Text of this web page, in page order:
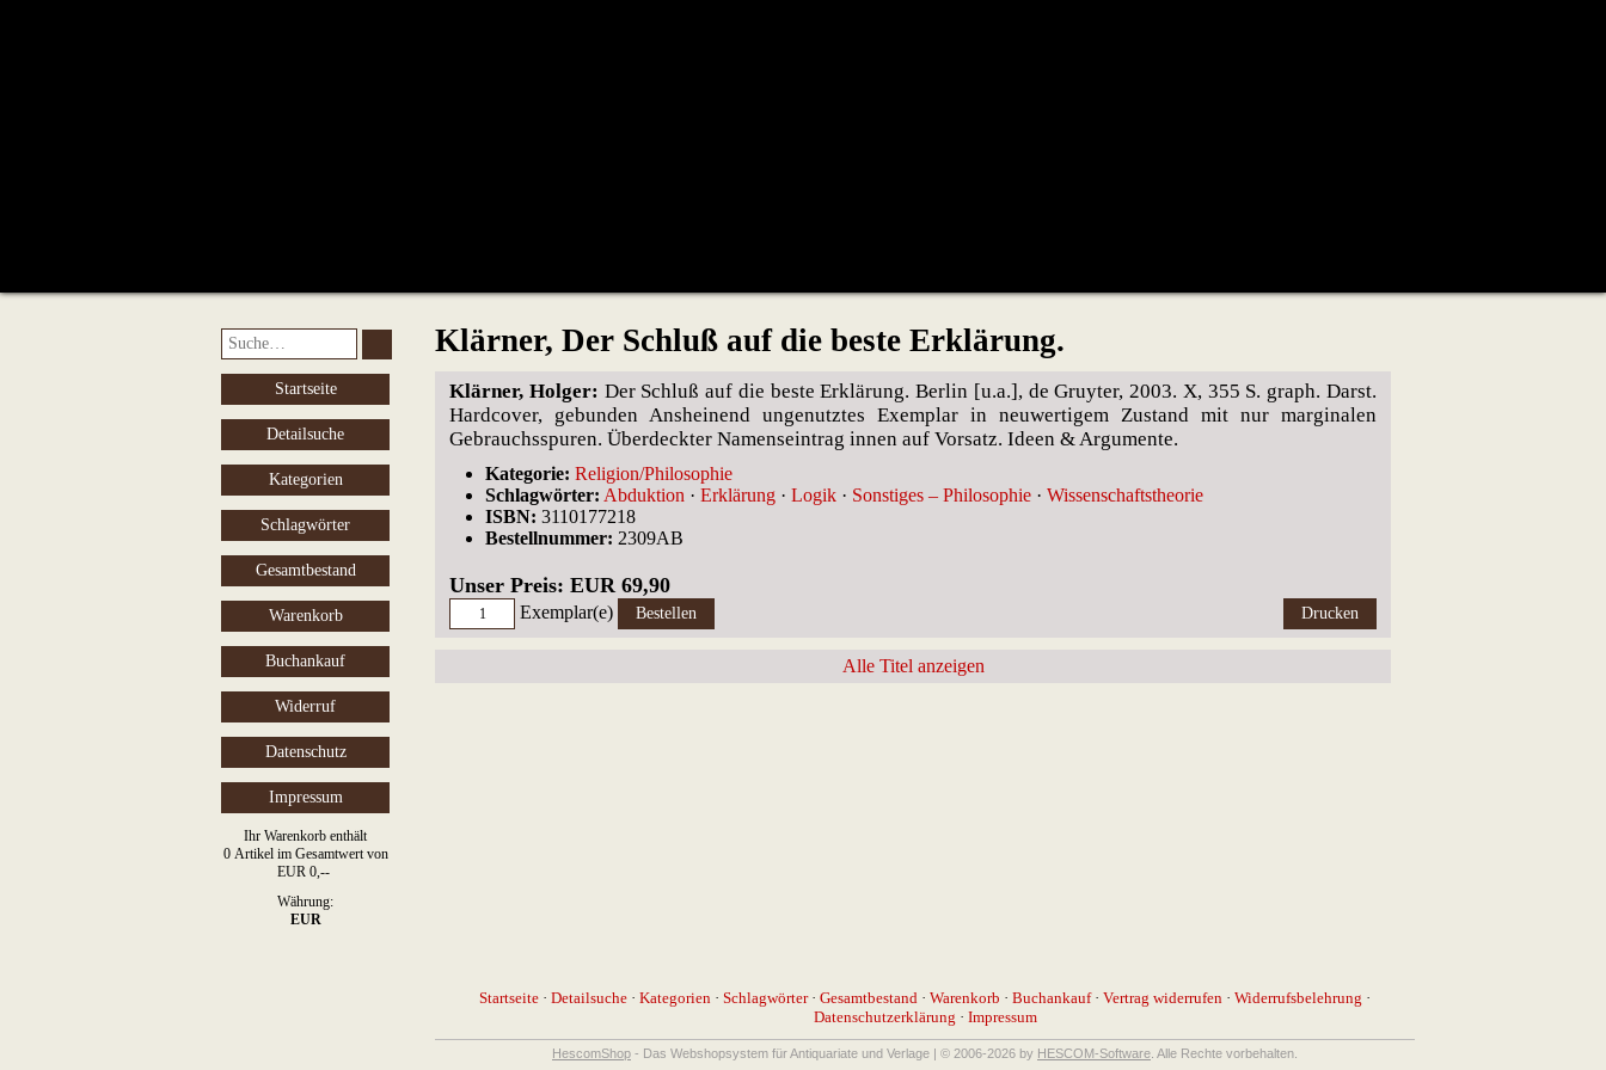
Startseite
Detailsuche
Kategorien
Schlagwörter
Gesamtbestand
Warenkorb
Buchankauf
Widerruf
Datenschutz
Impressum
Ihr Warenkorb enthält
0 Artikel im Gesamtwert von
EUR 0,--
Währung:
EUR
Klärner, Der Schluß auf die beste Erklärung.
Klärner, Holger: Der Schluß auf die beste Erklärung. Berlin [u.a.], de Gruyter, 2003. X, 355 S. graph. Darst.
Hardcover, gebunden Ansheinend ungenutztes Exemplar in neuwertigem Zustand mit nur marginalen
Gebrauchsspuren. Überdeckter Namenseintrag innen auf Vorsatz. Ideen & Argumente.
Kategorie: Religion/Philosophie
Schlagwörter: Abduktion · Erklärung · Logik · Sonstiges – Philosophie · Wissenschaftstheorie
ISBN: 3110177218
Bestellnummer: 2309AB
Unser Preis: EUR 69,90
Exemplar(e)
Alle Titel anzeigen
Startseite · Detailsuche · Kategorien · Schlagwörter· Gesamtbestand · Warenkorb · Buchankauf· Vertrag widerrufen · Widerrufsbelehrung ·
Datenschutzerklärung · Impressum
HescomShop - Das Webshopsystem für Antiquariate und Verlage | © 2006-2026 by HESCOM-Software . Alle Rechte vorbehalten.